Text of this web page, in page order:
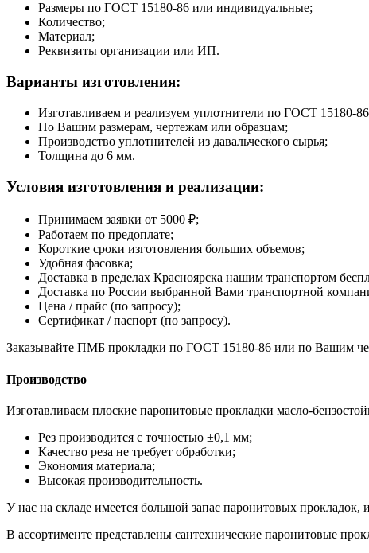
Размеры по ГОСТ 15180-86 или индивидуальные;
Количество;
Материал;
Реквизиты организации или ИП.
Варианты изготовления:
Изготавливаем и реализуем уплотнители по ГОСТ 15180-
По Вашим размерам, чертежам или образцам;
Производство уплотнителей из давальческого сырья;
Толщина до 6 мм.
Условия изготовления и реализации:
Принимаем заявки от 5000 ₽;
Работаем по предоплате;
Короткие сроки изготовления больших объемов;
Удобная фасовка;
Доставка в пределах Красноярска нашим транспортом
Доставка по России выбранной Вами транспортной
Цена / прайс (по запросу);
Сертификат / паспорт (по запросу).
Заказывайте ПМБ прокладки по ГОСТ 15180-86 или по Вашим
Производство
Изготавливаем плоские паронитовые прокладки масло-
Рез производится с точностью ±0,1 мм;
Качество реза не требует обработки;
Экономия материала;
Высокая производительность.
У нас на складе имеется большой запас паронитовых
В ассортименте представлены сантехнические паронитовые